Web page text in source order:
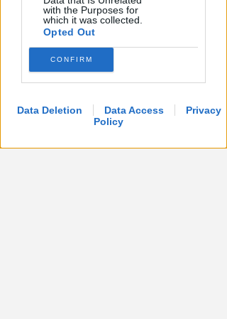
with the Purposes for
which it was collected.
Opted Out
CONFIRM
Data Deletion Data Access
Privacy
Policy